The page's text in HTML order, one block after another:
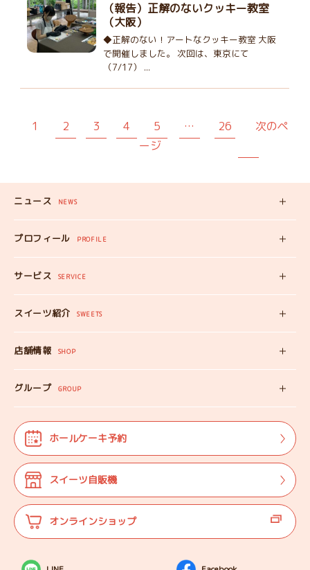
（報告）正解のないクッキー教室
（大阪）
◆正解のない！アートなクッキー教室 大阪
で開催しました。 次回は、東京にて
（7/17） ...
1 2 3 4 5 … 26
次のペ
ージ
ホールケーキ予約
スイーツ自販機
オンラインショップ
ニュース NEWS
新着記事
プロフィール PROFILE
みいちゃんのプロフィール
みいちゃんママの
サービス SERVICE
スイーツ自販機
工房見学
みいちゃんのSDGS
お仕事体験
よくある質問
スイーツ紹介 SWEETS
みいちゃんのスイーツ
オンラインショップ
店舗情報 SHOP
店舗情報
マップ
法人･団体様向け
ご案内
代表プロフィール
登壇実績
グループ GROUP
株式会社TANEBI
Shining Children
自分探しを